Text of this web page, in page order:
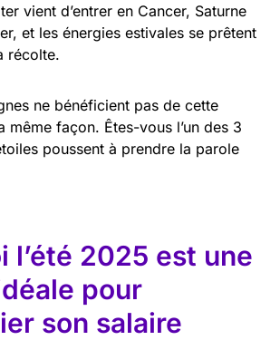
vient d’entrer en Cancer, Saturne
et les énergies estivales se prêtent
récolte.
ne bénéficient pas de cette
même façon. Êtes-vous l’un des 3
poussent à prendre la parole
l’été 2025 est une
pour
son salaire